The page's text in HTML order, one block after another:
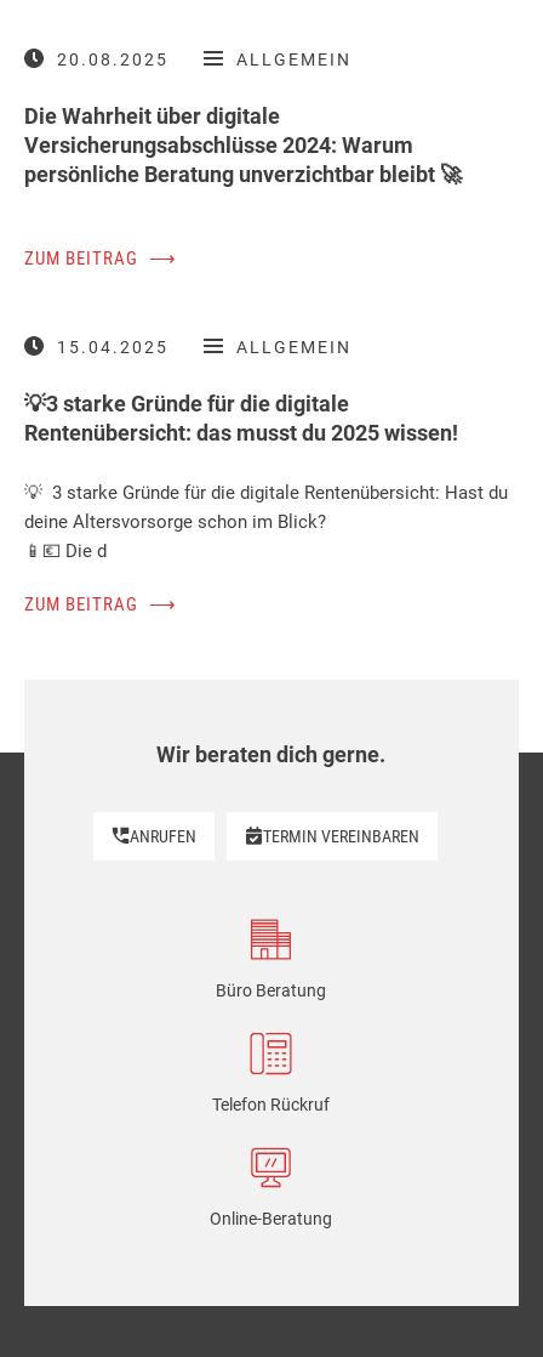
20.08.2025 ALLGEMEIN
Die Wahrheit über digitale
Versicherungsabschlüsse 2024: Warum
persönliche Beratung unverzichtbar bleibt 🚀
ZUM BEITRAG ⟶
15.04.2025 ALLGEMEIN
💡3 starke Gründe für die digitale
Rentenübersicht: das musst du 2025 wissen!
💡 3 starke Gründe für die digitale Rentenübersicht: Hast du
deine Altersvorsorge schon im Blick?
📱💶 Die d
ZUM BEITRAG ⟶
Wir beraten dich gerne.
ANRUFEN TERMIN VEREINBAREN
Büro Beratung
Telefon Rückruf
Online-Beratung